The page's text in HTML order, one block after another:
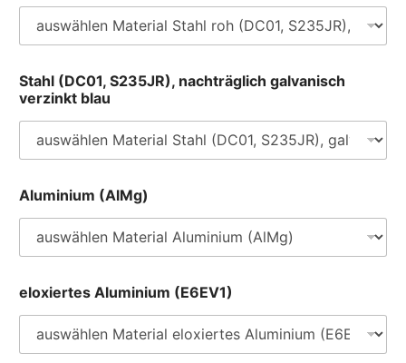
Stahl (DC01, S235JR), nachträglich galvanisch
verzinkt blau
Aluminium (AlMg)
eloxiertes Aluminium (E6EV1)